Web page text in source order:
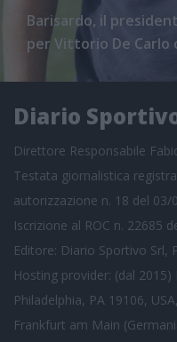
Barisardo, il
per Vittorio De Carlo
Diario
Direttore Responsabile
Testata giornalistica
autorizzazione n. 18 del 03/
Iscrizione al ROC n. 22685
Editore: Diario Sportivo Srl,
Hosting provider: (dal
Philadelphia, PA 19106,
Frankfurt am Main